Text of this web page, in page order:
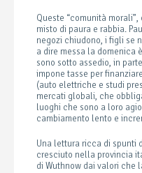
Queste “comunità
misto di paura e rabbia.
negozi chiudono, i figli se
a dire messa la domenica
sono sotto assedio, in
impone tasse per
(auto elettriche e studi
mercati globali, che
luoghi che sono a loro
cambiamento lento e
Una lettura ricca di spunti
cresciuto nella provincia
di Wuthnow dai valori che